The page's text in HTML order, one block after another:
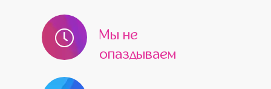
Мы не
опаздываем